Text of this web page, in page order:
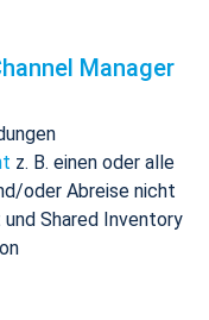
Manager
z. B. einen oder alle
oder Abreise nicht
Shared Inventory